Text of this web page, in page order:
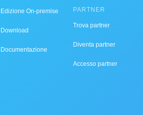
Edizione On-premise
Download
Documentazione
PARTNER
Trova partner
Diventa partner
Accesso partner